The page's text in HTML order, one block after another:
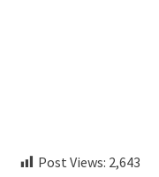
Post Views: 2,643